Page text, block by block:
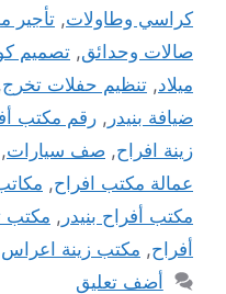
كراسي وطاولات, تأجير
صالات وحدائق, تصميم
ميلاد, تنظيم حفلات تخرج,
ضيافة بنيدر , رقم مكتب
زينة افراح, صف سيارات,
عمالة مكتب افراح,
مكتب أفراح بنيدر , مكتب
أفراح, مكتب زينة اعراس
أضف تعليق